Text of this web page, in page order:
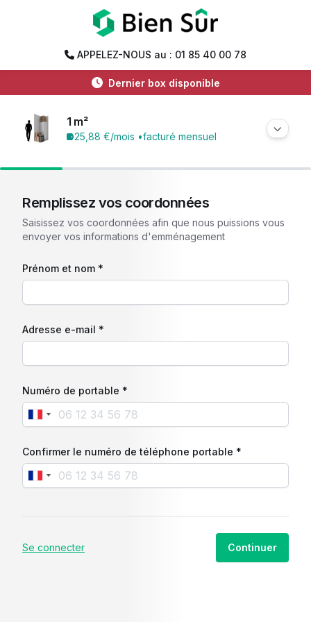
APPELEZ-NOUS au : 01 85 40 00 78
Dernier box disponible
1 m²
25,88 €/mois •facturé mensuel
Remplissez vos coordonnées
Saisissez vos coordonnées afin que nous puissions vous
envoyer vos informations d'emménagement
Prénom et nom *
Adresse e-mail *
Numéro de portable *
Confirmer le numéro de téléphone portable *
Se connecter